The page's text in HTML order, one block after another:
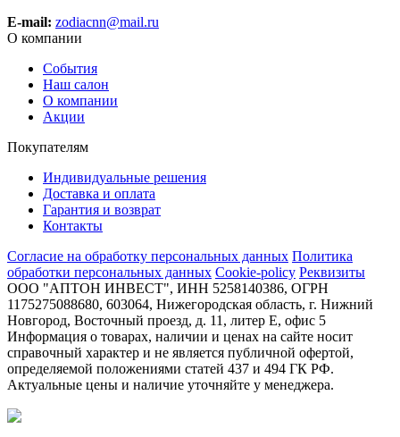
E-mail: zodiacnn@mail.ru
О компании
События
Наш салон
О компании
Акции
Покупателям
Индивидуальные решения
Доставка и оплата
Гарантия и возврат
Контакты
Согласие на обработку персональных данных Политика
обработки персональных данных Cookie-policy Реквизиты
ООО "АПТОН ИНВЕСТ", ИНН 5258140386, ОГРН
1175275088680, 603064, Нижегородская область, г. Нижний
Новгород, Восточный проезд, д. 11, литер Е, офис 5
Информация о товарах, наличии и ценах на сайте носит
справочный характер и не является публичной офертой,
определяемой положениями статей 437 и 494 ГК РФ.
Актуальные цены и наличие уточняйте у менеджера.